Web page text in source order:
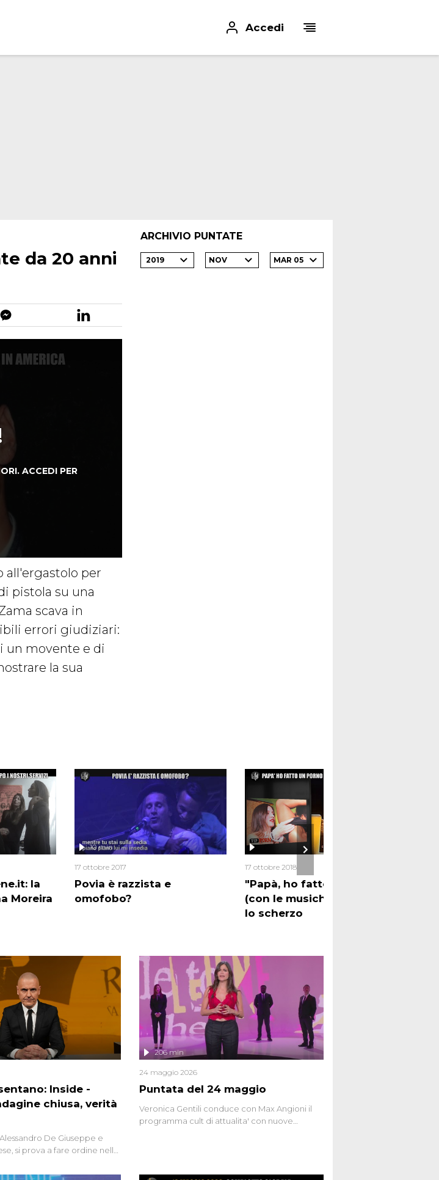
Accedi
da 20 anni
ACCEDI PER
all'ergastolo per
pistola su una
scava in
errori giudiziari:
un movente e di
la sua
la
Moreira
Povia è razzista e
omofobo?
10 min
17 ottobre 2017
"Papà, ho fatto un porno
(con le musiche dei Pooh)":
lo scherzo
17 ottobre 2018
ARCHIVIO PUNTATE
2019 NOV MAR 05
Inside -
chiusa, verità
De Giuseppe e
si prova a fare ordine nella
attorno a una delle
Puntata del 24 maggio
206 min
24 maggio 2026
Veronica Gentili conduce con Max Angioni il
programma cult di attualita' con nuove